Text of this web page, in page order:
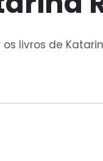
livros de